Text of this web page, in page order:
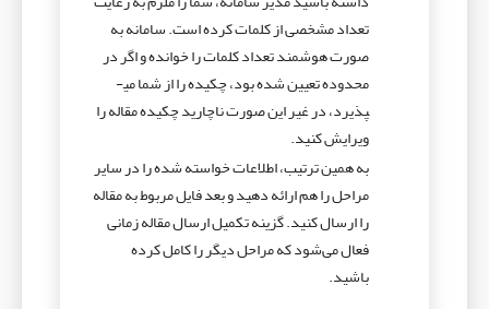
تعداد مشخصی از کلمات کرده است. سامانه به
صورت هوشمند تعداد کلمات را خوانده و اگر در
محدوده تعیین شده بود، چکیده را از شما می­
پذیرد، در غیر این صورت ناچارید چکیده مقاله را
ویرایش کنید.
به همین ترتیب، اطلاعات خواسته شده را در سایر
مراحل را هم ارائه دهید و بعد فایل­ مربوط به مقاله
را ارسال کنید. گزینه تکمیل ارسال مقاله زمانی
فعال می­‌شود که مراحل دیگر را کامل کرده
باشید.